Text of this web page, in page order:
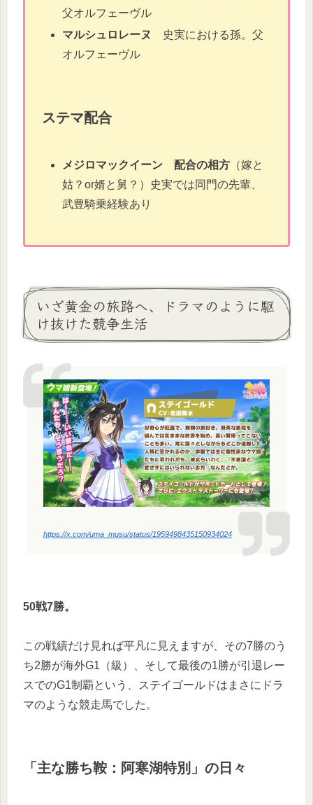
父オルフェーヴル
マルシュロレーヌ
史実における孫。父
オルフェーヴル
ステマ配合
メジロマックイーン 配合の相方 （嫁と
姑？or婿と舅？）史実では同門の先輩、
武豊騎乗経験あり
いざ黄金の旅路へ、ドラマのように駆
け抜けた競争生活
https://x.com/uma_musu/status/1959498435150934024
50戦7勝。
この戦績だけ見れば平凡に見えますが、その7勝のう
ち2勝が海外G1（級）、そして最後の1勝が引退レー
スでのG1制覇という、ステイゴールドはまさにドラ
マのような競走馬でした。
「主な勝ち鞍：阿寒湖特別」の日々